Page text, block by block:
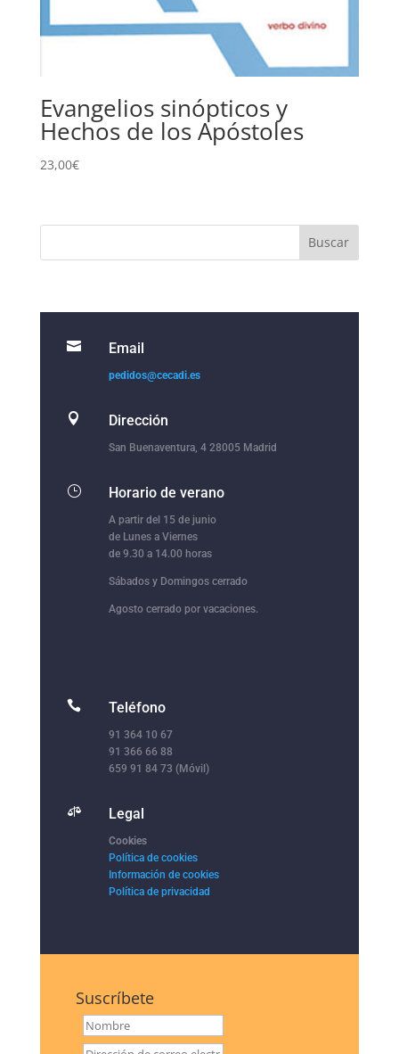
Evangelios sinópticos y
Hechos de los Apóstoles
23,00€
 Email
pedidos@cecadi.es
 Dirección
San Buenaventura, 4 28005 Madrid
} Horario de verano
A partir del 15 de junio
de Lunes a Viernes
de 9.30 a 14.00 horas
Sábados y Domingos cerrado
Agosto cerrado por vacaciones.
 Teléfono
91 364 10 67
91 366 66 88
659 91 84 73 (Móvil)
 Legal
Cookies
Política de cookies
Información de cookies
Política de privacidad
Suscríbete